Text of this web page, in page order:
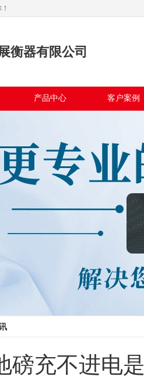
衡器有限公司
产品中心 客户案例
磅充不进电